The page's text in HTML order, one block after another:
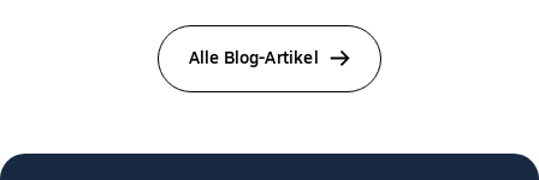
Alle Blog-Artikel